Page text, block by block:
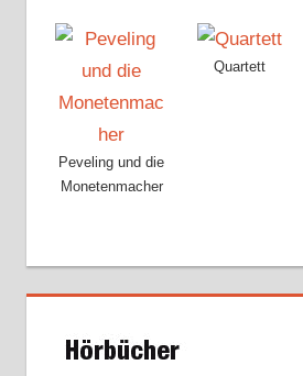
Peveling und die
Monetenmacher
Quartett